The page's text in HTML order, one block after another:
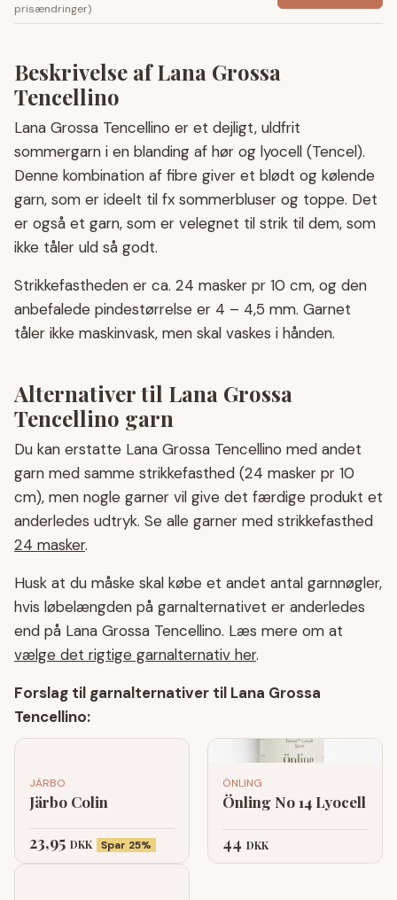
prisændringer)
Beskrivelse af Lana Grossa
Tencellino
Lana Grossa Tencellino er et dejligt, uldfrit
sommergarn i en blanding af hør og lyocell (Tencel).
Denne kombination af fibre giver et blødt og kølende
garn, som er ideelt til fx sommerbluser og toppe. Det
er også et garn, som er velegnet til strik til dem, som
ikke tåler uld så godt.
Strikkefastheden er ca. 24 masker pr 10 cm, og den
anbefalede pindestørrelse er 4 – 4,5 mm. Garnet
tåler ikke maskinvask, men skal vaskes i hånden.
Alternativer til Lana Grossa
Tencellino garn
Du kan erstatte Lana Grossa Tencellino med andet
garn med samme strikkefasthed (24 masker pr 10
cm), men nogle garner vil give det færdige produkt et
anderledes udtryk. Se alle garner med strikkefasthed
24 masker.
Husk at du måske skal købe et andet antal garnnøgler,
hvis løbelængden på garnalternativet er anderledes
end på Lana Grossa Tencellino. Læs mere om at
vælge det rigtige garnalternativ her.
Forslag til garnalternativer til Lana Grossa
Tencellino:
JÄRBO
Järbo Colin
23,95 DKK Spar 25%
ÖNLING
Önling No 14 Lyocell
44 DKK